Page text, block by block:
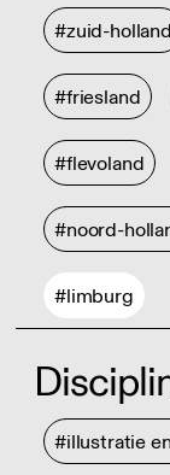
#zuid-holland
#friesland
#flevoland
#noord-
#limburg
#illustratie